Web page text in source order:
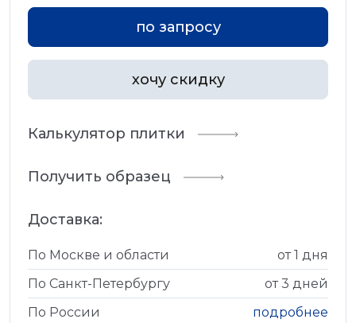
по запросу
хочу скидку
Калькулятор плитки
Получить образец
Доставка:
По Москве и области
от 1 дня
По Санкт-Петербургу
от 3 дней
По России
подробнее